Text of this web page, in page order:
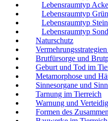
Lebensraumtyp
Lebensraumtyp
Lebensraumtyp
Lebensraumtyp
Naturschutz
Brutfürsorge und
Geburt und Tod im
Metamorphose und
Sinnesorgane und
Tarnung im Tierreich
Warnung und
Formen des